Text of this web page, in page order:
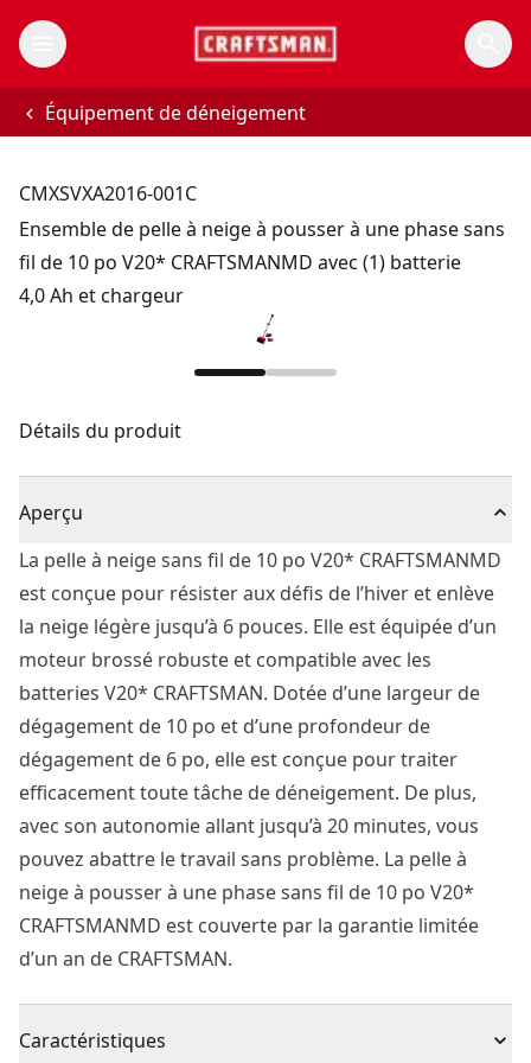
Équipement de déneigement
CMXSVXA2016-001C
Ensemble de pelle à neige à pousser à une phase sans
fil de 10 po V20* CRAFTSMANMD avec (1) batterie
4,0 Ah et chargeur
Détails du produit
Aperçu
La pelle à neige sans fil de 10 po V20* CRAFTSMANMD
est conçue pour résister aux défis de l’hiver et enlève
la neige légère jusqu’à 6 pouces. Elle est équipée d’un
moteur brossé robuste et compatible avec les
batteries V20* CRAFTSMAN. Dotée d’une largeur de
dégagement de 10 po et d’une profondeur de
dégagement de 6 po, elle est conçue pour traiter
efficacement toute tâche de déneigement. De plus,
avec son autonomie allant jusqu’à 20 minutes, vous
pouvez abattre le travail sans problème. La pelle à
neige à pousser à une phase sans fil de 10 po V20*
CRAFTSMANMD est couverte par la garantie limitée
d’un an de CRAFTSMAN.
Caractéristiques